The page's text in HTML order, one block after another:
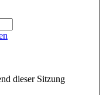
dieser Sitzung